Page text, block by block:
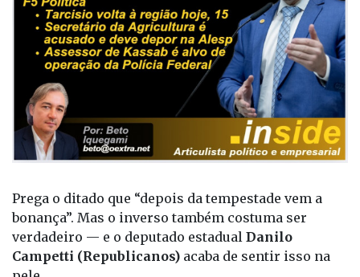
Prega o ditado que “depois da tempestade vem a
bonança”. Mas o inverso também costuma ser